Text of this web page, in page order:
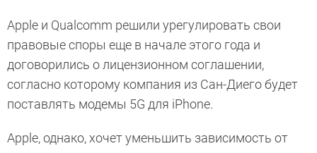
Apple и Qualcomm решили урегулировать свои
правовые споры еще в начале этого года и
договорились о лицензионном соглашении,
согласно которому компания из Сан-Диего будет
поставлять модемы 5G для iPhone.
Apple, однако, хочет уменьшить зависимость от